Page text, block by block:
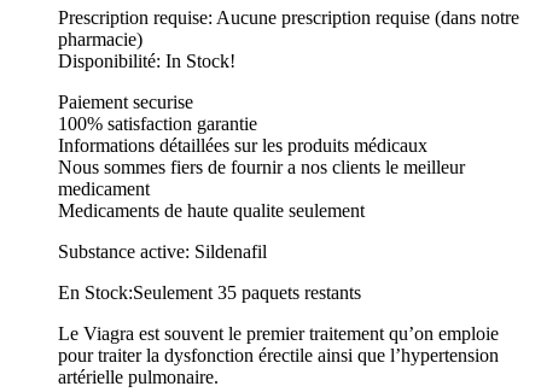
Prescription requise: Aucune prescription requise (dans notre
pharmacie)
Disponibilité: In Stock!
Paiement securise
100% satisfaction garantie
Informations détaillées sur les produits médicaux
Nous sommes fiers de fournir a nos clients le meilleur
medicament
Medicaments de haute qualite seulement
Substance active: Sildenafil
En Stock:Seulement 35 paquets restants
Le Viagra est souvent le premier traitement qu’on emploie
pour traiter la dysfonction érectile ainsi que l’hypertension
artérielle pulmonaire.